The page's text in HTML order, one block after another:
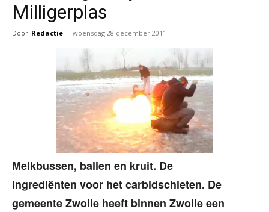
Milligerplas
Door Redactie - woensdag 28 december 2011
Melkbussen, ballen en kruit. De
ingrediënten voor het carbidschieten. De
gemeente Zwolle heeft binnen Zwolle een